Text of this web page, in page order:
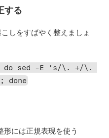
する
しをすばやく整えましょ
sed -E 's/\. +/\.
done
には正規表現を使う